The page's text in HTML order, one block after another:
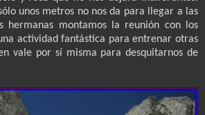
unos metros no nos da para llegar a las
hermanas montamos la reunión con los
actividad fantástica para entrenar otras
vale por sí misma para desquitarnos de